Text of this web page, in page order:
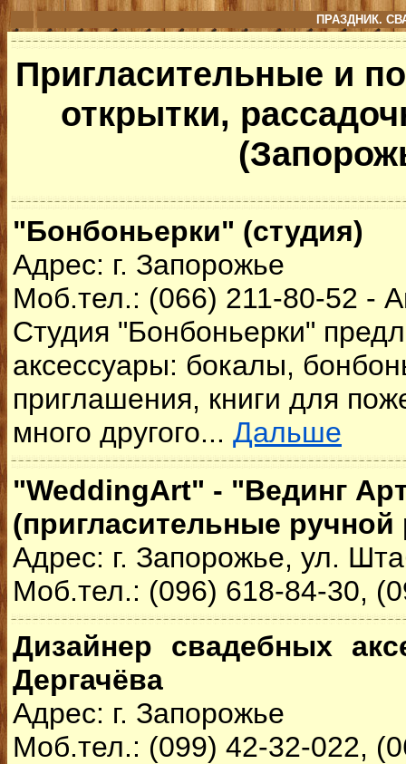
ПРАЗДНИК.
Пригласительные и
открытки,
"Бонбоньерки" (студия)
Адрес: г. Запорожье
Моб.тел.: (066) 211-80-52 -
Студия "Бонбоньерки"
аксессуары: бокалы,
приглашения, книги для
много другого... Дальше
"WeddingArt" - "Вединг
(пригласительные
Адрес: г. Запорожье, ул.
Моб.тел.: (096) 618-84-30,
Дизайнер свадебных
Дергачёва
Адрес: г. Запорожье
Моб.тел.: (099) 42-32-022,